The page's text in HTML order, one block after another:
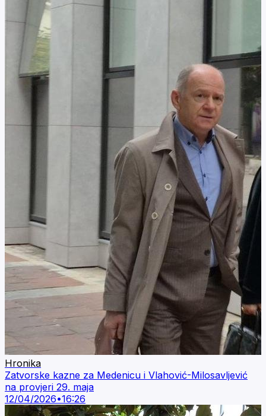
Hronika
Zatvorske kazne za Medenicu i Vlahović-Milosavljević
na provjeri 29. maja
12/04/2026•16:26